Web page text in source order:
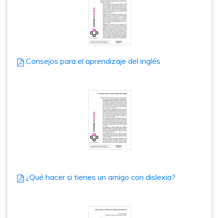
Consejos para el aprendizaje del inglés
¿Qué hacer si tienes un amigo con dislexia?